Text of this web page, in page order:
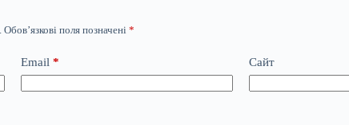
Обов’язкові поля позначені *
Email * Сайт